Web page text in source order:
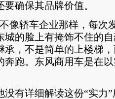
要确保其品牌价值。
轿车企业那样，每次
城的脸上有掩饰不住的
承，不是简单的上楼梯
奔跑。东风商用车是在
详细解读这份“实力”